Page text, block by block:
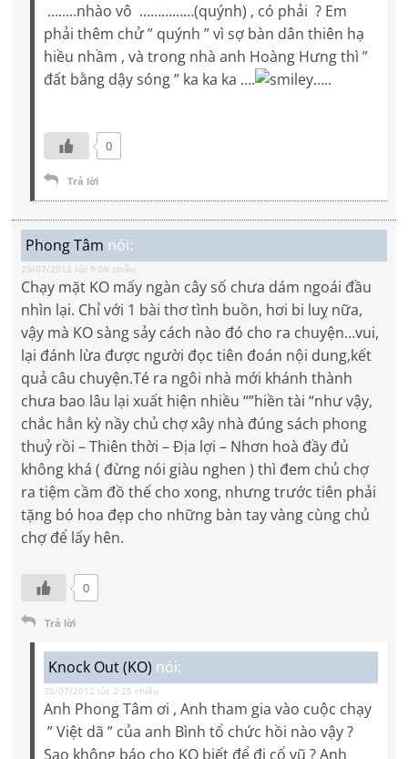
……..nhào vô ……………(quýnh) , có phải ? Em
phải thêm chử ” quýnh ” vì sợ bàn dân thiên hạ
hiều nhầm , và trong nhà anh Hoàng Hưng thì ”
đất bằng dậy sóng ” ka ka ka ….
…..
0
Trả lời
Phong Tâm nói:
29/07/2012 lúc 9:08 chiều
Chạy mặt KO mấy ngàn cây số chưa dám ngoái đầu
nhìn lại. Chỉ với 1 bài thơ tình buồn, hơi bi luỵ nữa,
vậy mà KO sàng sảy cách nào đó cho ra chuyện…vui,
lại đánh lừa được người đọc tiên đoán nội dung,kết
quả câu chuyện.Té ra ngôi nhà mới khánh thành
chưa bao lâu lại xuất hiện nhiều “”hiền tài “như vậy,
chắc hẳn kỳ nầy chủ chợ xây nhà đúng sách phong
thuỷ rồi – Thiên thời – Địa lợi – Nhơn hoà đầy đủ
không khá ( đừng nói giàu nghen ) thì đem chủ chợ
ra tiệm cầm đồ thế cho xong, nhưng trước tiên phải
tặng bó hoa đẹp cho những bàn tay vàng cùng chủ
chợ để lấy hên.
0
Trả lời
Knock Out (KO) nói:
30/07/2012 lúc 2:25 chiều
Anh Phong Tâm ơi , Anh tham gia vào cuộc chạy
” Việt dã ” của anh Bình tổ chức hồi nào vậy ?
Sao không báo cho KO biết để đi cổ vũ ? Anh